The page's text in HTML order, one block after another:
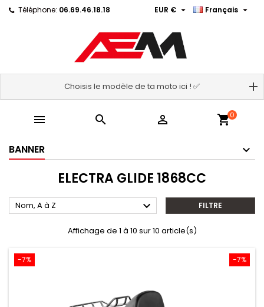
Téléphone: 06.69.46.18.18 Français 
EUR € 
Choisis le modèle de ta moto ici ! ✅
   shopping_cart0
BANNER
ELECTRA GLIDE 1868CC
Nom, A à Z  FILTRE
Affichage de 1 à 10 sur 10 article(s)
-7%
-7%